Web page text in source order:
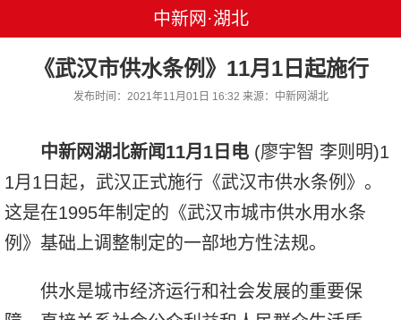
中新网·湖北
《武汉市供水条例》11月1日起施行
发布时间：2021年11月01日 16:32 来源：中新网湖北
中新网湖北新闻11月1日电 (廖宇智 李则明)1
1月1日起，武汉正式施行《武汉市供水条例》。
这是在1995年制定的《武汉市城市供水用水条
例》基础上调整制定的一部地方性法规。
供水是城市经济运行和社会发展的重要保